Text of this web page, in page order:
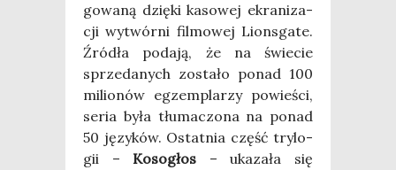
go­wa­ną dzię­ki kaso­wej ekra­ni­za­
cji wytwór­ni fil­mo­wej Lions­ga­te.
Źró­dła poda­ją, że na świe­cie
sprze­da­nych zosta­ło ponad 100
milio­nów egzem­pla­rzy powie­ści,
seria była tłu­ma­czo­na na ponad
50 języ­ków. Ostat­nia część try­lo­
gii –Koso­głos – uka­za­ła się